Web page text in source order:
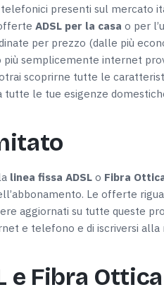
presenti sul mercato
ADSL per la casa o per
per prezzo (dalle più
più semplicemente internet
scoprirne tutte le
le tue esigenze
linea fissa ADSL o Fibra
Le offerte
aggiornati su tutte queste
e telefono e di iscriversi alla
e Fibra Ottica